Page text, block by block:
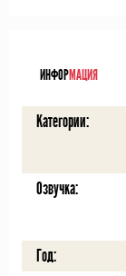
ИНФОРМАЦИЯ
Категории:
Озвучка:
Год: